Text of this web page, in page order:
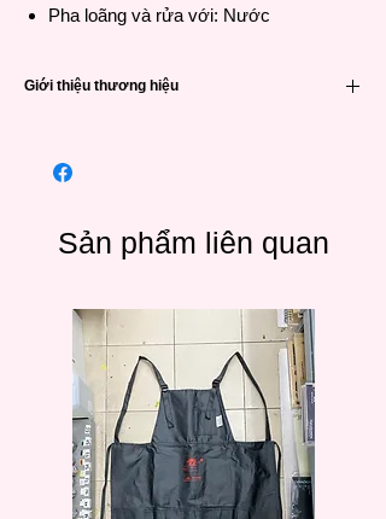
Pha loãng và rửa với: Nước
Giới thiệu thương hiệu
lập vào năm 1902, với sản phẩm độc đáo,
khách hàng, Kuretake đã và đang được khá
nhiều người tin dùng.
Sản phẩm liên quan